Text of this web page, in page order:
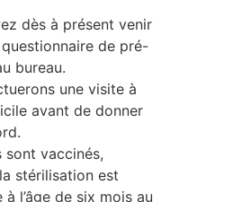
dès à présent venir
de pré-
bureau.
une visite à
avant de donner
sont vaccinés,
stérilisation est
l’âge de six mois au